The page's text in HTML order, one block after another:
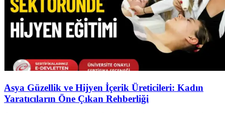
Asya Güzellik ve Hijyen İçerik Üreticileri: Kadın
Yaratıcıların Öne Çıkan Rehberliği